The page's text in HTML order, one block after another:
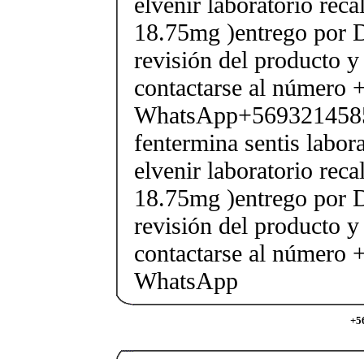
18.75mg )entrego por
revisión del producto
contactarse al número
fentermina sentis
elvenir laboratorio
18.75mg )entrego por
revisión del producto
contactarse al número
WhatsApp